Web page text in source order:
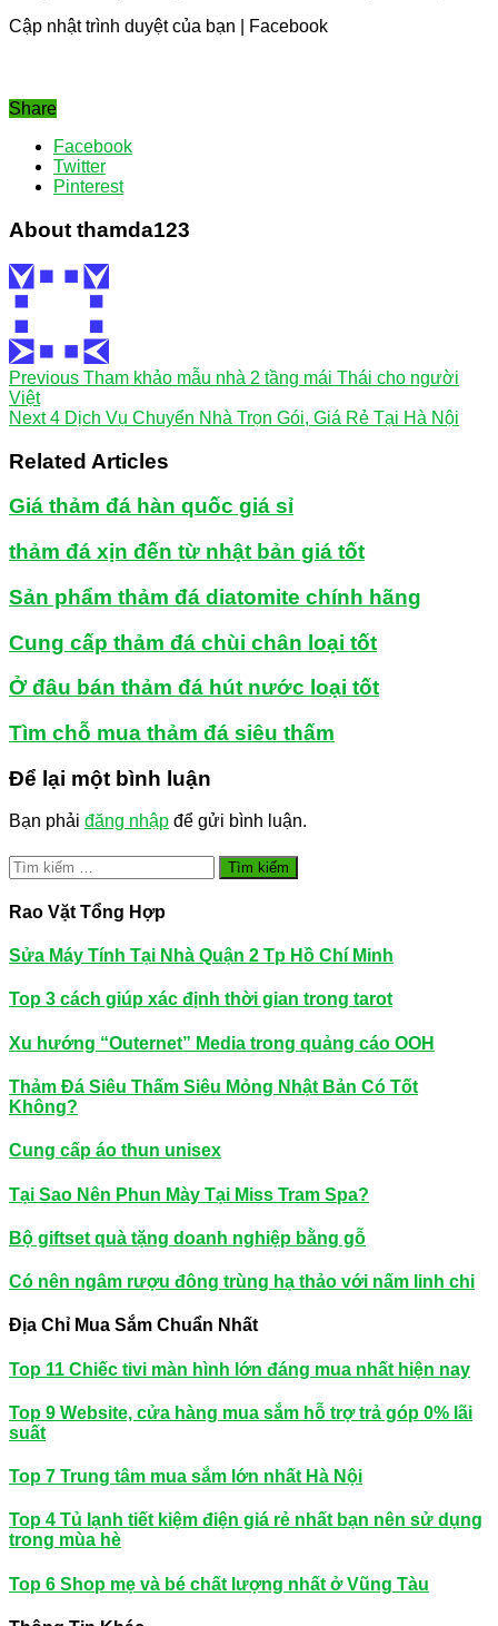
Cập nhật trình duyệt của bạn | Facebook
Share
Facebook
Twitter
Pinterest
About thamda123
Previous Tham khảo mẫu nhà 2 tầng mái Thái cho người
Việt
Next4 Dịch Vụ Chuyển Nhà Trọn Gói, Giá Rẻ Tại Hà Nội
Related Articles
Giá thảm đá hàn quốc giá sỉ
thảm đá xịn đến từ nhật bản giá tốt
Sản phẩm thảm đá diatomite chính hãng
Cung cấp thảm đá chùi chân loại tốt
Ở đâu bán thảm đá hút nước loại tốt
Tìm chỗ mua thảm đá siêu thấm
Để lại một bình luận
Bạn phải đăng nhập để gửi bình luận.
Tìm
kiếm
cho:
Rao Vặt Tổng Hợp
Sửa Máy Tính Tại Nhà Quận 2 Tp Hồ Chí Minh
Top 3 cách giúp xác định thời gian trong tarot
Xu hướng “Outernet” Media trong quảng cáo OOH
Thảm Đá Siêu Thấm Siêu Mỏng Nhật Bản Có Tốt
Không?
Cung cấp áo thun unisex
Tại Sao Nên Phun Mày Tại Miss Tram Spa?
Bộ giftset quà tặng doanh nghiệp bằng gỗ
Có nên ngâm rượu đông trùng hạ thảo với nấm linh chi
Địa Chỉ Mua Sắm Chuẩn Nhất
Top 11 Chiếc tivi màn hình lớn đáng mua nhất hiện nay
Top 9 Website, cửa hàng mua sắm hỗ trợ trả góp 0% lãi
suất
Top 7 Trung tâm mua sắm lớn nhất Hà Nội
Top 4 Tủ lạnh tiết kiệm điện giá rẻ nhất bạn nên sử dụng
trong mùa hè
Top 6 Shop mẹ và bé chất lượng nhất ở Vũng Tàu